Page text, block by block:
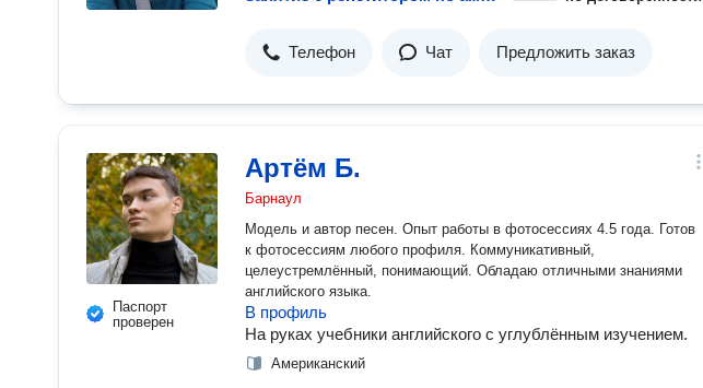
Телефон Чат Предложить заказ
Паспорт
проверен
Артём Б.
Барнаул
Модель и автор песен. Опыт работы в фотосессиях 4.5 года. Готов
к фотосессиям любого профиля. Коммуникативный,
целеустремлённый, понимающий. Обладаю отличными знаниями
английского языка.
В профиль
На руках учебники английского с углублённым изучением.
Американский